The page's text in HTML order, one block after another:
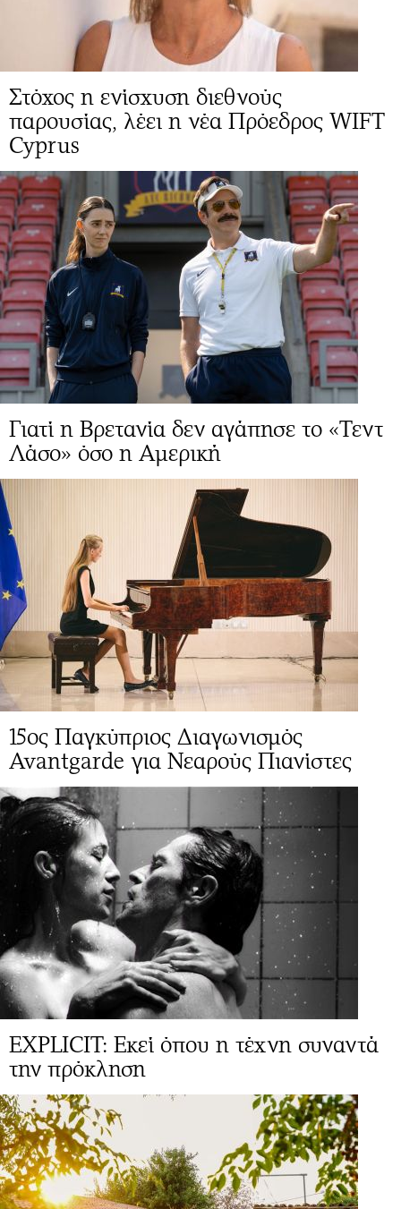
Στόχος η ενίσχυση διεθνούς
παρουσίας, λέει η νέα Πρόεδρος WIFT
Cyprus
Γιατί η Βρετανία δεν αγάπησε το «Τεντ
Λάσο» όσο η Αμερική
15ος Παγκύπριος Διαγωνισμός
Avantgarde για Νεαρούς Πιανίστες
EXPLICIT: Εκεί όπου η τέχνη συναντά
την πρόκληση